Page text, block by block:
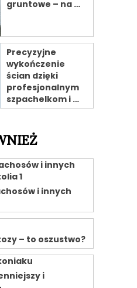
gruntowe – na …
Precyzyjne
wykończenie
ścian dzięki
profesjonalnym
szpachelkom i …
i innych
– to oszustwo?
i